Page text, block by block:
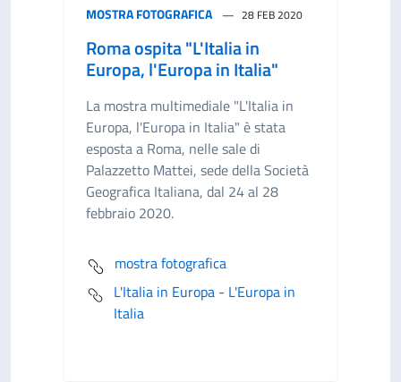
MOSTRA FOTOGRAFICA 28 FEB 2020
Roma ospita "L'Italia in
Europa, l'Europa in Italia"
La mostra multimediale "L'Italia in
Europa, l'Europa in Italia" è stata
esposta a Roma, nelle sale di
Palazzetto Mattei, sede della Società
Geografica Italiana, dal 24 al 28
febbraio 2020.
mostra fotografica
L'Italia in Europa - L'Europa in
Italia